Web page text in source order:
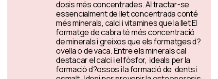
dosis més concentrades. Al tractar-se
essencialment de llet concentrada conté
més minerals, calci i vitamines que la llet El
formatge de cabra té més concentració
de minerals i greixos que els formatges d?
ovella o de vaca. Entre els minerals cal
destacar el calci i el fòsfor, ideals per la
formació d?ossos i la formació de dents i